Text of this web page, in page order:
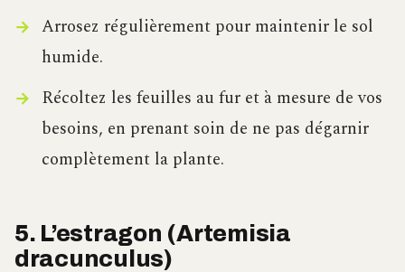
Arrosez régulièrement pour maintenir le sol
humide.
Récoltez les feuilles au fur et à mesure de vos
besoins, en prenant soin de ne pas dégarnir
complètement la plante.
5. L’estragon (Artemisia
dracunculus)